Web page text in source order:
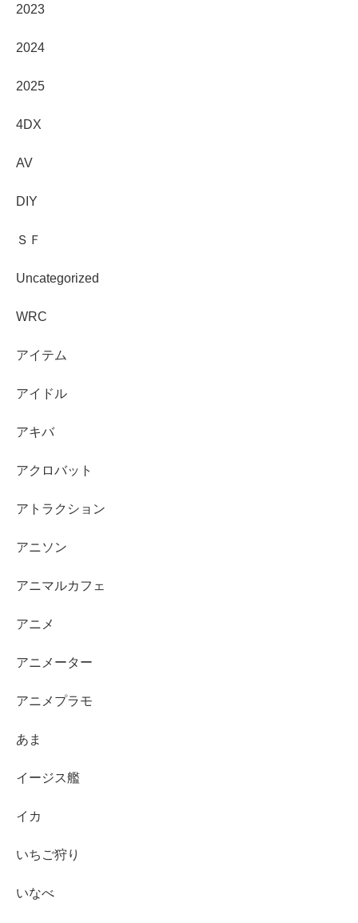
2023
2024
2025
4DX
AV
DIY
ＳＦ
Uncategorized
WRC
アイテム
アイドル
アキバ
アクロバット
アトラクション
アニソン
アニマルカフェ
アニメ
アニメーター
アニメプラモ
あま
イージス艦
イカ
いちご狩り
いなべ